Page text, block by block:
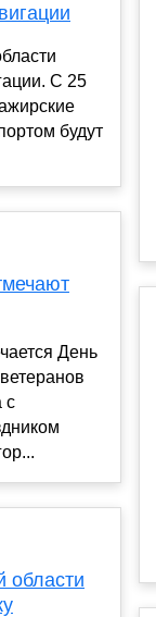
С 25
будут
День
с
области